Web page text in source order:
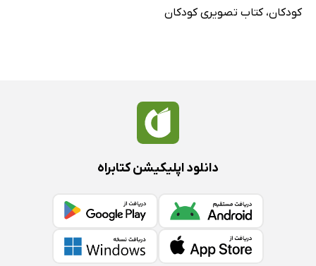
کودکان،کتاب تصویری کودکان
دانلود اپلیکیشن کتابراه